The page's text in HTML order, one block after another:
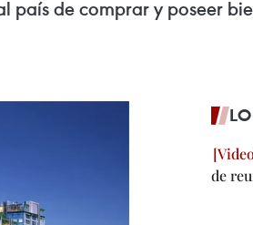
de comprar y poseer
de